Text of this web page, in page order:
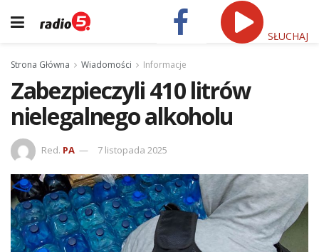
SŁUCHAJ
Strona Główna Wiadomości Informacje
Zabezpieczyli 410 litrów
nielegalnego alkoholu
Red. PA 7 listopada 2025